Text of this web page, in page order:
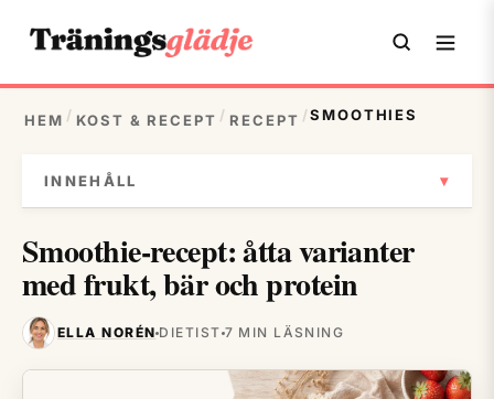
HEM / KOST & RECEPT / RECEPT /SMOOTHIES
Smoothie-recept: åtta varianter
med frukt, bär och protein
ELLA NORÉN DIETIST 7 MIN LÄSNING
INNEHÅLL ▾